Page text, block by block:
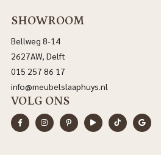
SHOWROOM
Bellweg 8-14
2627AW, Delft
015 257 86 17
info@meubelslaaphuys.nl
VOLG ONS